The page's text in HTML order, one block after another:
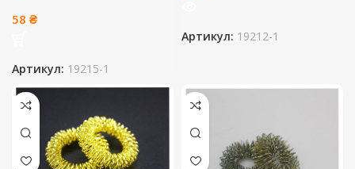
58 ₴
Артикул: 19215-1
Артикул: 19212-1